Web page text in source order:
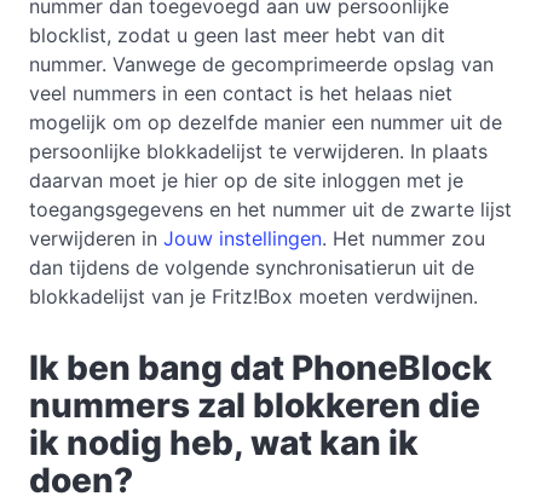
nummer dan toegevoegd aan uw persoonlijke
blocklist, zodat u geen last meer hebt van dit
nummer. Vanwege de gecomprimeerde opslag van
veel nummers in een contact is het helaas niet
mogelijk om op dezelfde manier een nummer uit de
persoonlijke blokkadelijst te verwijderen. In plaats
daarvan moet je hier op de site inloggen met je
toegangsgegevens en het nummer uit de zwarte lijst
verwijderen in Jouw instellingen. Het nummer zou
dan tijdens de volgende synchronisatierun uit de
blokkadelijst van je Fritz!Box moeten verdwijnen.
Ik ben bang dat PhoneBlock
nummers zal blokkeren die
ik nodig heb, wat kan ik
doen?